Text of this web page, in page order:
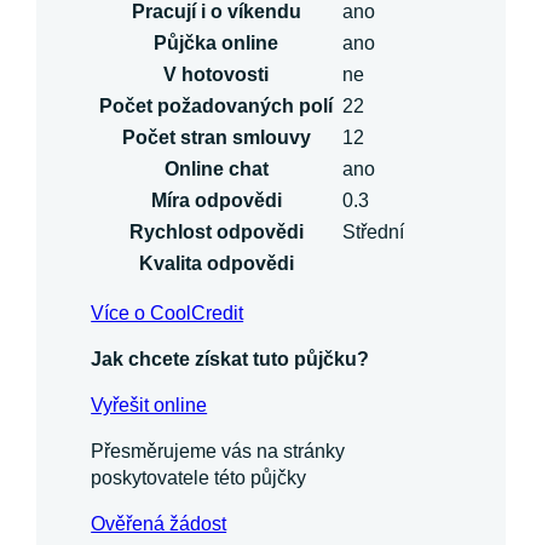
Pracují i o víkendu
ano
Půjčka online
ano
V hotovosti
ne
Počet požadovaných polí 22
Počet stran smlouvy
12
Online chat
ano
Míra odpovědi
0.3
Rychlost odpovědi
Střední
Kvalita odpovědi
Více o CoolCredit
Jak chcete získat tuto půjčku?
Vyřešit online
Přesměrujeme vás na stránky
poskytovatele této půjčky
Ověřená žádost